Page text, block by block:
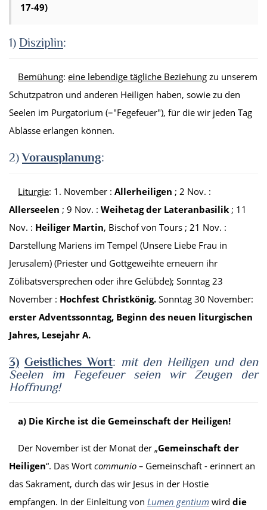
17-49)
1) Disziplin:
Bemühung: eine lebendige tägliche Beziehung zu unserem
Schutzpatron und anderen Heiligen haben, sowie zu den
Seelen im Purgatorium (="Fegefeuer"), für die wir jeden Tag
Ablässe erlangen können.
2)Vorausplanung:
Liturgie: 1 . November : Allerheiligen ; 2 Nov. :
Allerseelen ; 9 Nov. : Weihetag der Lateranbasilik ; 11
Nov. : Heiliger Martin, Bischof von Tours ; 21 Nov. :
Darstellung Mariens im Tempel (Unsere Liebe Frau in
Jerusalem) (Priester und Gottgeweihte erneuern ihr
Zölibatsversprechen oder ihre Gelübde); Sonntag 23
November : Hochfest Christkönig. Sonntag 30 November:
erster Adventssonntag, Beginn des neuen liturgischen
Jahres, Lesejahr A.
3) GeistlichesWort: mit den Heiligen und den
Seelen im
Fegefeuer seien wirZeugen der
Hoffnung!
a) Die Kirche ist die Gemeinschaft der Heiligen!
Der November ist der Monat der „Gemeinschaft der
Heiligen“. Das Wort communio – Gemeinschaft - erinnert an
das Sakrament, durch das wir Jesus in der Hostie
empfangen. In der Einleitung von Lumen gentium wird die